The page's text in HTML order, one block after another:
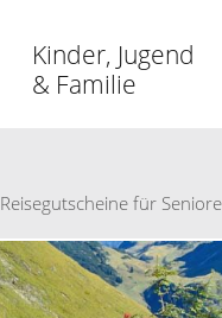
Kinder, Jugend
& Familie
Reisegutscheine für